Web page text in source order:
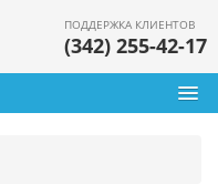
ПОДДЕРЖКА КЛИЕНТОВ
(342) 255-42-17